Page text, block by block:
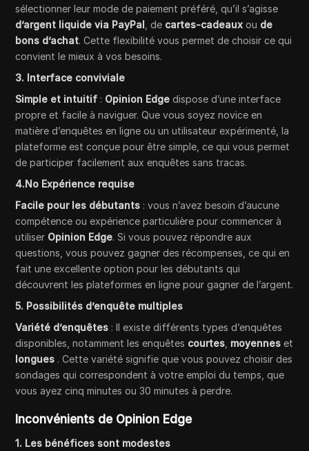
sélectionner leur mode de paiement préféré, qu’il s’agisse
d’argent liquide via PayPal , de cartes-cadeaux ou de
bons d’achat. Cette flexibilité vous permet de choisir ce qui
convient le mieux à vos besoins.
3. Interface conviviale
Simple et intuitif : Opinion Edge dispose d’une interface
propre et facile à naviguer. Que vous soyez novice en
matière d’enquêtes en ligne ou un utilisateur expérimenté, la
plateforme est conçue pour être simple, ce qui vous permet
de participer facilement aux enquêtes sans tracas.
4.No Expérience requise
Facile pour les débutants : vous n’avez besoin d’aucune
compétence ou expérience particulière pour commencer à
utiliser Opinion Edge. Si vous pouvez répondre aux
questions, vous pouvez gagner des récompenses, ce qui en
fait une excellente option pour les débutants qui
découvrent les plateformes en ligne pour gagner de l’argent.
5. Possibilités d’enquête multiples
Variété d’enquêtes : Il existe différents types d’enquêtes
disponibles, notamment les enquêtes courtes moyennes et
longues . Cette variété signifie que vous pouvez choisir des
sondages qui correspondent à votre emploi du temps, que
vous ayez cinq minutes ou 30 minutes à perdre.
Inconvénients de Opinion Edge
1. Les bénéfices sont modestes